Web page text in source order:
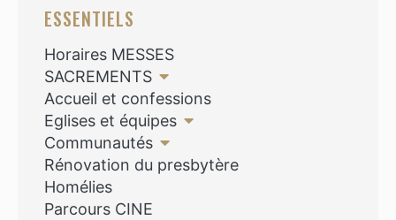
ESSENTIELS
Horaires MESSES
SACREMENTS
Accueil et confessions
Eglises et équipes
Communautés
Rénovation du presbytère
Homélies
Parcours CINE